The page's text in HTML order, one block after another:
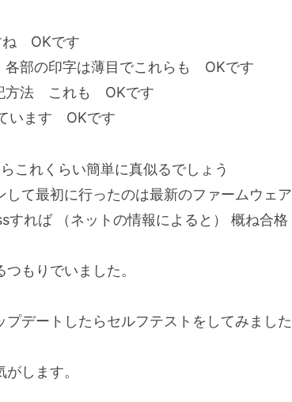
OKです
部の印字は薄目でこれらも OKです
方法 これも OKです
います OKです
これくらい簡単に真似るでしょう
て最初に行ったのは最新のファームウェア
れば （ネットの情報によると） 概ね合格
もりでいました。
デートしたらセルフテストをしてみました
します。